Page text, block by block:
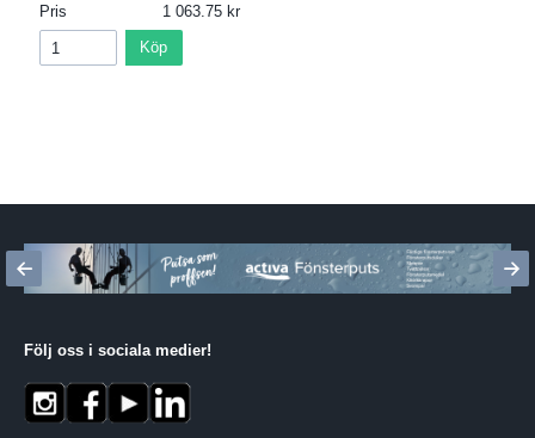
Pris
1 063.75
Köp
Följ oss i sociala medier!